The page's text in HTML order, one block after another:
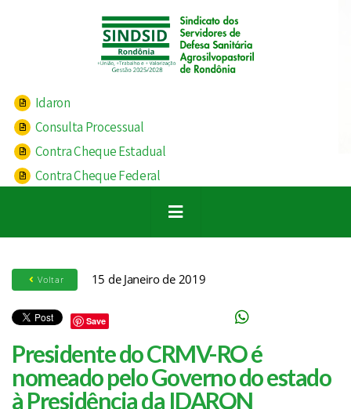
Idaron
Consulta Processual
Contra Cheque Estadual
Contra Cheque Federal
Voltar 15 de Janeiro de 2019
Save
Presidente do CRMV-RO é
nomeado pelo Governo do estado
à Presidência da IDARON